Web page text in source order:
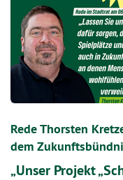
Rede Thorsten
dem
„Unser Projekt